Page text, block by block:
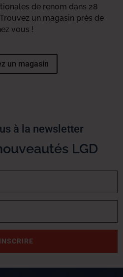
de renom dans 28
un magasin près de
vous !
un magasin
à la newsletter
LGD